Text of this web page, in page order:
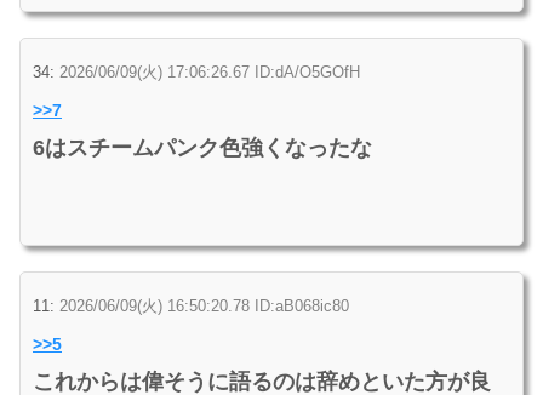
34: 2026/06/09(火) 17:06:26.67 ID:dA/O5GOfH
>>7
6はスチームパンク色強くなったな
11: 2026/06/09(火) 16:50:20.78 ID:aB068ic80
>>5
これからは偉そうに語るのは辞めといた方が良